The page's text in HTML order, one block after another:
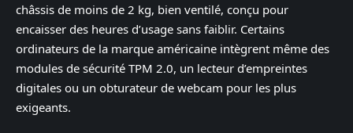
châssis de moins de 2 kg, bien ventilé, conçu pour
encaisser des heures d’usage sans faiblir. Certains
ordinateurs de la marque américaine intègrent même des
modules de sécurité TPM 2.0, un lecteur d’empreintes
digitales ou un obturateur de webcam pour les plus
exigeants.